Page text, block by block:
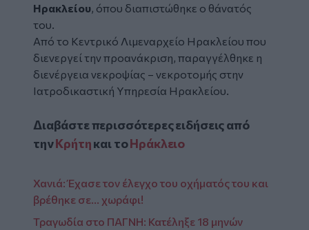
Ηρακλείου, όπου διαπιστώθηκε ο θάνατός
του.
Από το Κεντρικό Λιμεναρχείο Ηρακλείου που
διενεργεί την προανάκριση, παραγγέλθηκε η
διενέργεια νεκροψίας – νεκροτομής στην
Ιατροδικαστική Υπηρεσία Ηρακλείου.
Διαβάστε περισσότερες ειδήσεις από
τηνΚρήτηκαι τοΗράκλειο
Χανιά: Έχασε τον έλεγχο του οχήματός του και
βρέθηκε σε... χωράφι!
Τραγωδία στο ΠΑΓΝΗ: Κατέληξε 18 μηνών